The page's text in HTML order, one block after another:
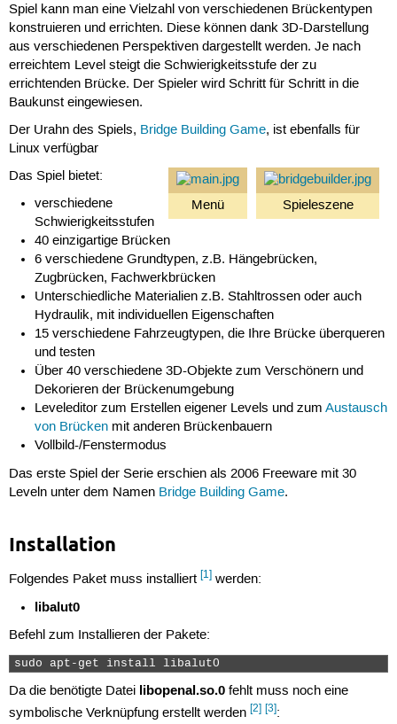
Spiel kann man eine Vielzahl von verschiedenen Brückentypen
konstruieren und errichten. Diese können dank 3D-Darstellung
aus verschiedenen Perspektiven dargestellt werden. Je nach
erreichtem Level steigt die Schwierigkeitsstufe der zu
errichtenden Brücke. Der Spieler wird Schritt für Schritt in die
Baukunst eingewiesen.
Der Urahn des Spiels, Bridge Building Game, ist ebenfalls für
Linux verfügbar
Menü Spieleszene
Das Spiel bietet:
verschiedene
Schwierigkeitsstufen
40 einzigartige Brücken
6 verschiedene Grundtypen, z.B. Hängebrücken,
Zugbrücken, Fachwerkbrücken
Unterschiedliche Materialien z.B. Stahltrossen oder auch
Hydraulik, mit individuellen Eigenschaften
15 verschiedene Fahrzeugtypen, die Ihre Brücke überqueren
und testen
Über 40 verschiedene 3D-Objekte zum Verschönern und
Dekorieren der Brückenumgebung
Leveleditor zum Erstellen eigener Levels und zumAustausch
von Brücken mit anderen Brückenbauern
Vollbild-/Fenstermodus
Das erste Spiel der Serie erschien als 2006 Freeware mit 30
Leveln unter dem Namen Bridge Building Game.
Installation
Folgendes Paket muss installiert [1]werden:
libalut0
Befehl zum Installieren der Pakete:
sudo apt-get install libalut0
Da die benötigte Datei libopenal.so.0fehlt muss noch eine
symbolische Verknüpfung erstellt werden [2] [3]: